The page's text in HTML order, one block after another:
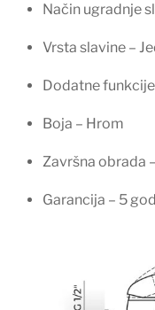
Način ugradnje
Vrsta slavine –
Dodatne
Boja – Hrom
Završna obrada
Garancija – 5